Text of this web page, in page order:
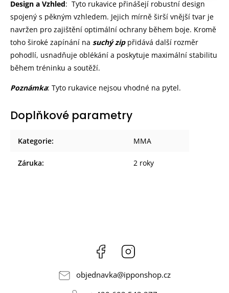
Design a Vzhled: Tyto rukavice přinášejí robustní design
spojený s pěkným vzhledem. Jejich mírně širší vnější tvar je
navržen pro zajištění optimální ochrany během boje. Kromě
toho široké zapínání na suchý zippřidává další rozměr
pohodlí, usnadňuje oblékání a poskytuje maximální stabilitu
během tréninku a soutěží.
Poznámka: Tyto rukavice nejsou vhodné na pytel.
Doplňkové parametry
Kategorie: MMA
Záruka: 2 roky
Facebook
objednavka@ipponshop.cz